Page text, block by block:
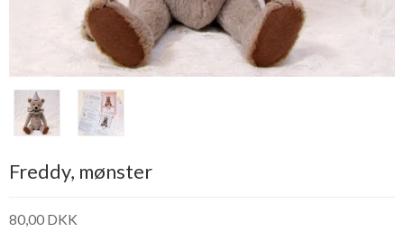
Freddy, mønster
80,00 DKK